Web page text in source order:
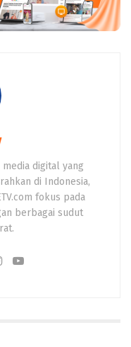
media digital yang
di Indonesia,
fokus pada
berbagai sudut